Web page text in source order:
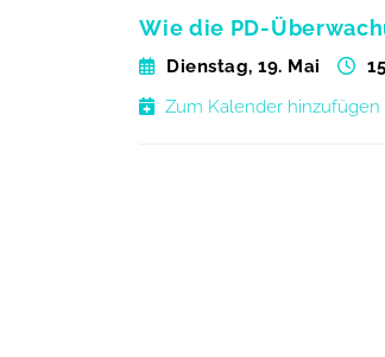
Wie die PD-
Dienstag, 19. Mai
Zum Kalender hinzufügen